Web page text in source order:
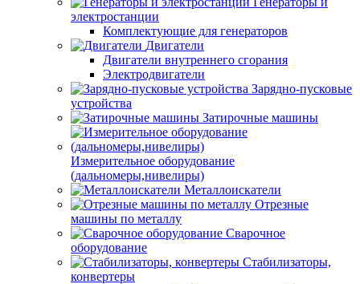
электростанции
Комплектующие для генераторов
Двигатели
Двигатели внутреннего сгорания
Электродвигатели
Зарядно-пусковые
устройства
Затирочные машины
Измерительное оборудование
(дальномеры,нивелиры)
Металлоискатели
Отрезные
машины по металлу
Сварочное
оборудование
Стабилизаторы,
конвертеры